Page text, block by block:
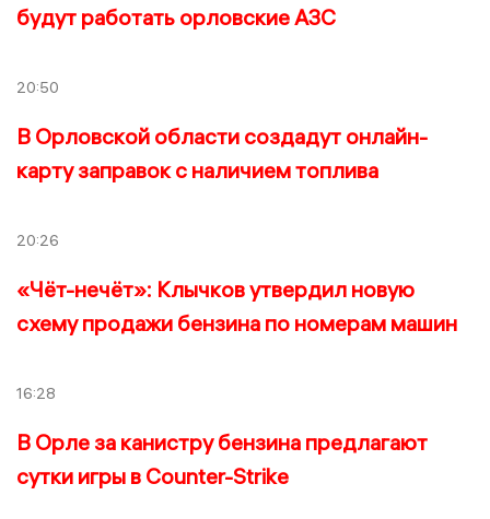
будут работать орловские АЗС
20:50
В Орловской области создадут онлайн-
карту заправок с наличием топлива
20:26
«Чёт-нечёт»: Клычков утвердил новую
схему продажи бензина по номерам машин
16:28
В Орле за канистру бензина предлагают
сутки игры в Counter-Strike